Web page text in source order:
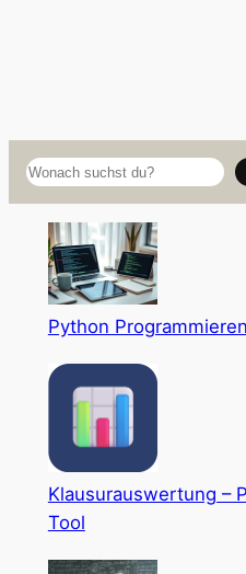
Suchen
Python
Klausurauswertung –
Tool